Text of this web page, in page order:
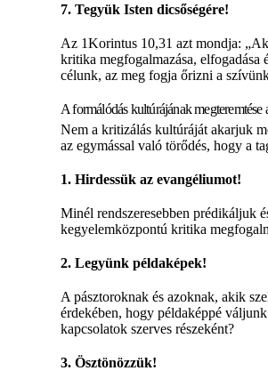
7. Tegyük Isten dicsőségére!
Az 1Korintus 10,31 azt mondja:
kritika megfogalmazása, elfogadása
célunk, az meg fogja őrizni a
A formálódás kultúrájának megteremtése
Nem a kritizálás kultúráját akarjuk
az egymással való törődés, hogy a
1. Hirdessük az evangéliumot!
Minél rendszeresebben prédikáljuk
kegyelemközpontú kritika
2. Legyünk példaképek!
A pásztoroknak és azoknak, akik
érdekében, hogy példaképpé
kapcsolatok szerves részeként?
3. Ösztönözzük!